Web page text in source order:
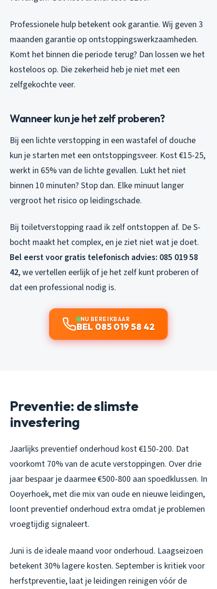
Professionele hulp betekent ook garantie. Wij geven 3
maanden garantie op ontstoppingswerkzaamheden.
Komt het binnen die periode terug? Dan lossen we het
kosteloos op. Die zekerheid heb je niet met een
zelfgekochte veer.
Wanneer kun je het zelf proberen?
Bij een lichte verstopping in een wastafel of douche
kun je starten met een ontstoppingsveer. Kost €15-25,
werkt in 65% van de lichte gevallen. Lukt het niet
binnen 10 minuten? Stop dan. Elke minuut langer
vergroot het risico op leidingschade.
Bij toiletverstopping raad ik zelf ontstoppen af. De S-
bocht maakt het complex, en je ziet niet wat je doet.
Bel eerst voor gratis telefonisch advies: 085 019 58
42, we vertellen eerlijk of je het zelf kunt proberen of
dat een professional nodig is.
NU BEREIKBAAR
BEL 085 019 58 42
Preventie: de slimste
investering
Jaarlijks preventief onderhoud kost €150-200. Dat
voorkomt 70% van de acute verstoppingen. Over drie
jaar bespaar je daarmee €500-800 aan spoedklussen. In
Ooyerhoek, met die mix van oude en nieuwe leidingen,
loont preventief onderhoud extra omdat je problemen
vroegtijdig signaleert.
Juni is de ideale maand voor onderhoud. Laagseizoen
betekent 30% lagere kosten. September is kritiek voor
herfstpreventie, laat je leidingen reinigen vóór de